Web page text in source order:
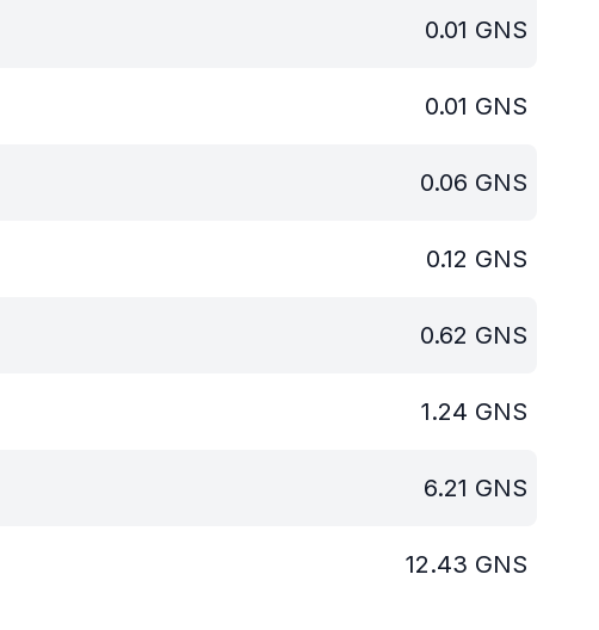
0.01 GNS
0.01 GNS
0.06 GNS
0.12 GNS
0.62 GNS
1.24 GNS
6.21 GNS
12.43 GNS